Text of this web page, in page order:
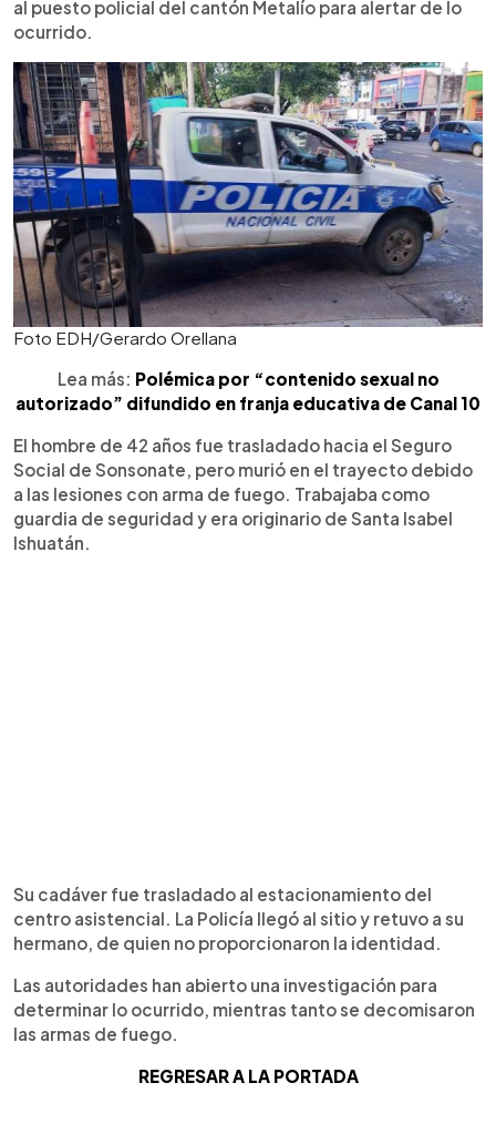
al puesto policial del cantón Metalío para alertar de lo
ocurrido.
Foto EDH/Gerardo Orellana
Lea más: Polémica por “contenido sexual no
autorizado” difundido en franja educativa de Canal 10
El hombre de 42 años fue trasladado hacia el Seguro
Social de Sonsonate, pero murió en el trayecto debido
a las lesiones con arma de fuego. Trabajaba como
guardia de seguridad y era originario de Santa Isabel
Ishuatán.
Su cadáver fue trasladado al estacionamiento del
centro asistencial. La Policía llegó al sitio y retuvo a su
hermano, de quien no proporcionaron la identidad.
Las autoridades han abierto una investigación para
determinar lo ocurrido, mientras tanto se decomisaron
las armas de fuego.
REGRESAR A LA PORTADA